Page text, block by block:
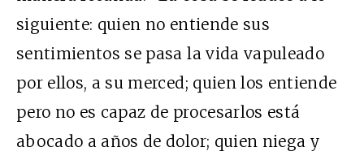
siguiente: quien no entiende sus
sentimientos se pasa la vida vapuleado
por ellos, a su merced; quien los entiende
pero no es capaz de procesarlos está
abocado a años de dolor; quien niega y